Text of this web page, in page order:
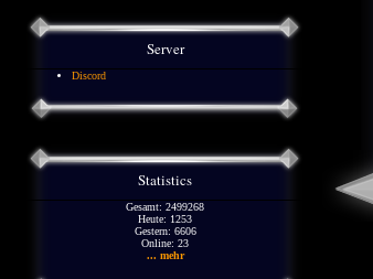
Server
Discord
Statistics
Gesamt: 2499268
Heute: 1253
Gestern: 6606
Online: 23
... mehr